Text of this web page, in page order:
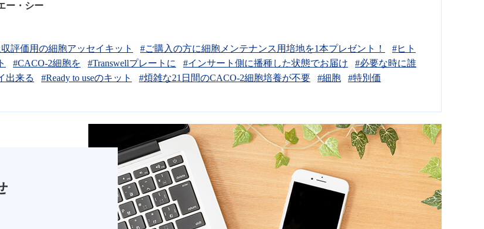
ー・シー
評価用の細胞アッセイキット #ご購入の方に細胞メンテナンス用培地を1本プレゼント！
#ヒト
#CACO-2細胞を #Transwellプレートに #インサート側に播種した状態でお届け
#必要な時に誰
出来る
#Ready to useのキット #煩雑な21日間のCACO-2細胞培養が不要 #細胞
#特別価